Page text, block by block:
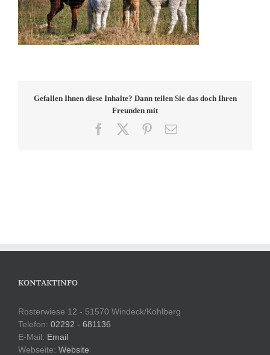
Gefallen Ihnen diese Inhalte? Dann teilen Sie das doch Ihren
Freunden mit
Facebook Pinterest
E-
KONTAKTINFO
Rosterwiese 12 - 51570 Windeck/Kohlberg
Telefon: 02292 - 681136
E-Mail: Email
Webseite: Website